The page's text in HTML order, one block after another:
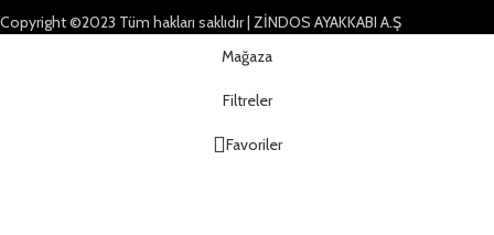
Copyright ©2023 Tüm hakları saklıdır | ZİNDOS AYAKKABI A.Ş
Mağaza
Filtreler
Favoriler